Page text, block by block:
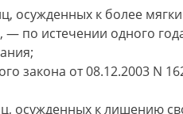
осужденных к более
по истечении одного
закона от 08.12.2003 N
осужденных к лишению